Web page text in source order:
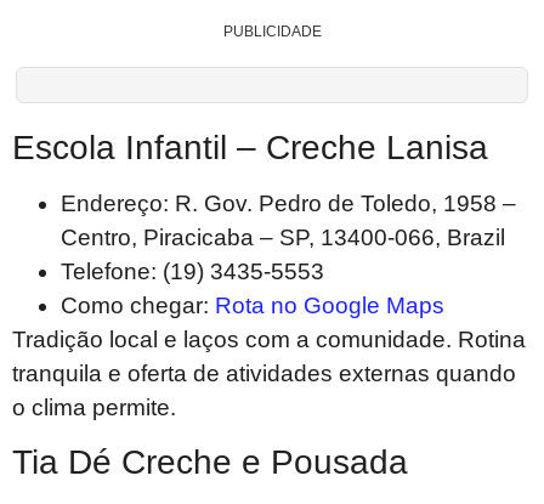
PUBLICIDADE
Escola Infantil – Creche Lanisa
Endereço: R. Gov. Pedro de Toledo, 1958 –
Centro, Piracicaba – SP, 13400-066, Brazil
Telefone: (19) 3435-5553
Como chegar: Rota no Google Maps
Tradição local e laços com a comunidade. Rotina
tranquila e oferta de atividades externas quando
o clima permite.
Tia Dé Creche e Pousada